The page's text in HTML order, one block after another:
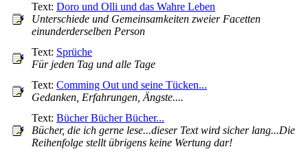
Text: Doro und Olli und das Wahre Leben
Unterschiede und Gemeinsamkeiten zweier Facetten
einunderderselben Person
Text: Sprüche
Für jeden Tag und alle Tage
Text: Comming Out und seine Tücken...
Gedanken, Erfahrungen, Ängste....
Text: Bücher Bücher Bücher...
Bücher, die ich gerne lese...dieser Text wird sicher lang...Die
Reihenfolge stellt übrigens keine Wertung dar!